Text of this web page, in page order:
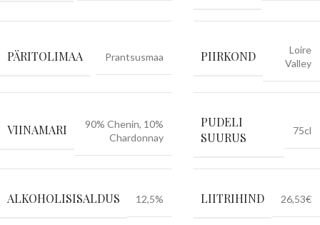
PÄRITOLIMAA Prantsusmaa PIIRKOND
Loire
Valley
VIINAMARI
90% Chenin, 10%
Chardonnay
PUDELI
SUURUS
75cl
ALKOHOLISISALDUS 12,5% LIITRIHIND 26,53€